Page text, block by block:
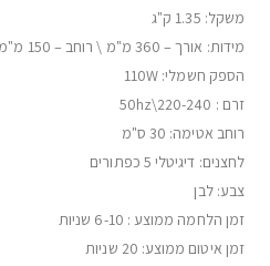
משקל: 1.35 ק"ג
מידות: אורך – 360 מ"מ \ רוחב – 150 מ"מ \ גובה – 76 מ"מ
הספק חשמלי: 110W
זרם : 220-240\50hz
רוחב אטימה: 30 ס"מ
לחצנים: דיגיטלי 5 כפתורים
צבע: לבן
זמן הלחמה ממוצע : 6-10 שניות
זמן איטום ממוצע: 20 שניות